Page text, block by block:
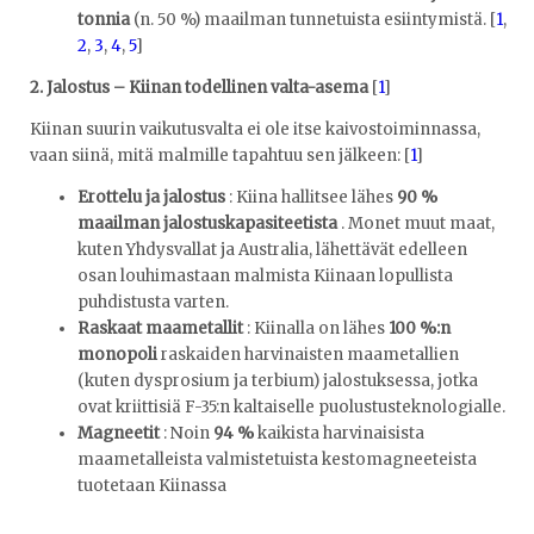
tonnia(n. 50 %) maailman tunnetuista esiintymistä. [1,
2, 3,4,5]
2. Jalostus – Kiinan todellinen valta-asema[1]
Kiinan suurin vaikutusvalta ei ole itse kaivostoiminnassa,
vaan siinä, mitä malmille tapahtuu sen jälkeen: [1]
Erottelu ja jalostus : Kiina hallitsee lähes 90 %
maailman jalostuskapasiteetista. Monet muut maat,
kuten Yhdysvallat ja Australia, lähettävät edelleen
osan louhimastaan malmista Kiinaan lopullista
puhdistusta varten.
Raskaat maametallit: Kiinalla on lähes 100 %:n
monopoliraskaiden harvinaisten maametallien
(kuten dysprosium ja terbium) jalostuksessa, jotka
ovat kriittisiä F-35:n kaltaiselle puolustusteknologialle.
Magneetit: Noin 94 %kaikista harvinaisista
maametalleista valmistetuista kestomagneeteista
tuotetaan Kiinassa